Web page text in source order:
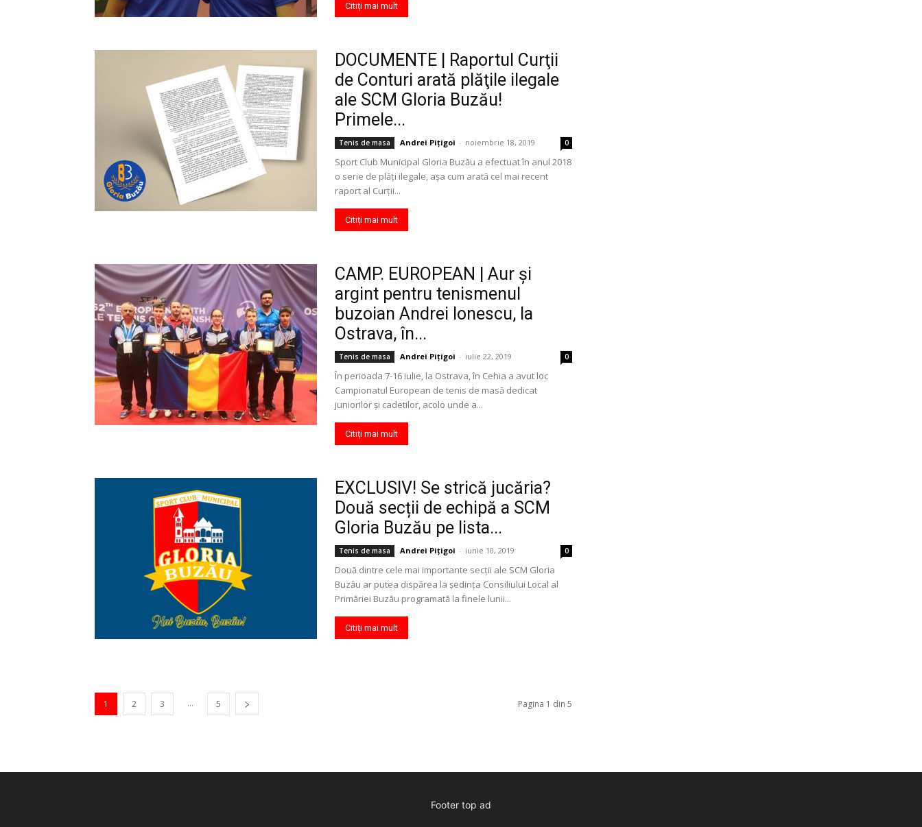
Citiți mai mult
DOCUMENTE | Raportul Curţii
de Conturi arată plăţile ilegale
ale SCM Gloria Buzău!
Primele...
Tenis de masa Andrei Pițigoi - noiembrie 18, 2019 0
Sport Club Municipal Gloria Buzău a efectuat în anul 2018
o serie de plăţi ilegale, aşa cum arată cel mai recent
raport al Curţii...
Citiți mai mult
CAMP. EUROPEAN | Aur și
argint pentru tenismenul
buzoian Andrei Ionescu, la
Ostrava, în...
Tenis de masa Andrei Pițigoi - iulie 22, 2019 0
În perioada 7-16 iulie, la Ostrava, în Cehia a avut loc
Campionatul European de tenis de masă dedicat
juniorilor și cadetilor, acolo unde a...
Citiți mai mult
EXCLUSIV! Se strică jucăria?
Două secții de echipă a SCM
Gloria Buzău pe lista...
Tenis de masa Andrei Pițigoi - iunie 10, 2019 0
Două dintre cele mai importante secții ale SCM Gloria
Buzău ar putea dispărea la ședința Consiliului Local al
Primăriei Buzău programată la finele lunii...
Citiți mai mult
1 2 3 ... 5 Pagina 1 din 5
Footer top ad